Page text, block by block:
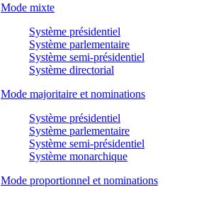
Mode mixte
Système présidentiel
Système parlementaire
Système semi-présidentiel
Système directorial
Mode majoritaire et nominations
Système présidentiel
Système parlementaire
Système semi-présidentiel
Système monarchique
Mode proportionnel et nominations